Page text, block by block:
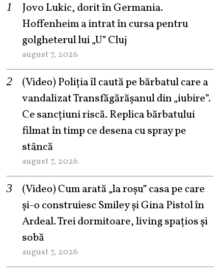
Jovo Lukic, dorit în Germania.
Hoffenheim a intrat în cursa pentru
golgheterul lui „U” Cluj
august 7, 2026
(Video) Poliția îl caută pe bărbatul care a
vandalizat Transfăgărășanul din „iubire”.
Ce sancțiuni riscă. Replica bărbatului
filmat în timp ce desena cu spray pe
stâncă
august 7, 2026
(Video) Cum arată „la roşu” casa pe care
şi-o construiesc Smiley şi Gina Pistol în
Ardeal. Trei dormitoare, living spațios și
sobă
august 7, 2026